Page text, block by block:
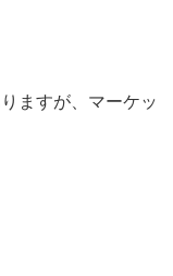
ますが、マーケッ